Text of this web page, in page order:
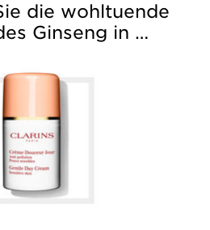
die wohltuende
Ginseng in …